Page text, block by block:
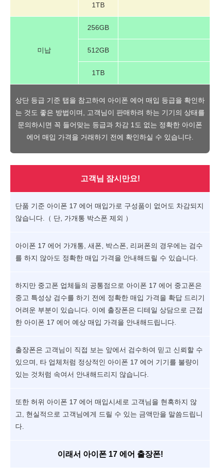
1TB
미납
256GB
512GB
1TB
상단 등급 기준 탭을 참고하여 아이폰 에어 매입 등급을 확인하
는 것도 좋은 방법이며, 고객님이 판매하려 하는 기기의 상태를
문의하시면 꼭 들어맞는 등급과 차감 1도 없는 정확한 아이폰
에어 매입 가격을 거래하기 전에 확인하실 수 있습니다.
고객님 잠시만요!
단품 기준 아이폰 17 에어 매입가로 구성품이 없어도 차감되지
않습니다.（ 단, 가개통 박스폰 제외 ）
아이폰 17 에어 가개통, 새폰, 박스폰, 리퍼폰의 경우에는 검수
를 하지 않아도 정확한 매입 가격을 안내해드릴 수 있습니다.
하지만 중고폰 업체들의 공통점으로 아이폰 17 에어 중고폰은
중고 특성상 검수를 하기 전에 정확한 매입 가격을 확답 드리기
어려운 부분이 있습니다. 이에 출장폰은 디테일 상담으로 근접
한 아이폰 17 에어 예상 매입 가격을 안내해드립니다.
출장폰은 고객님이 직접 보는 앞에서 검수하여 믿고 신뢰할 수
있으며, 타 업체처럼 정상적인 아이폰 17 에어 기기를 불량이
있는 것처럼 속여서 안내해드리지 않습니다.
또한 허위 아이폰 17 에어 매입시세로 고객님을 현혹하지 않
고, 현실적으로 고객님에게 드릴 수 있는 금액만을 말씀드립니
다.
이래서 아이폰 17 에어 출장폰!